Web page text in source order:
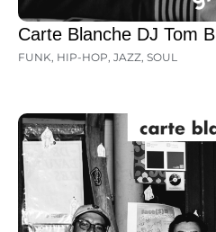
Carte Blanche DJ Tom B
FUNK, HIP-HOP, JAZZ, SOUL